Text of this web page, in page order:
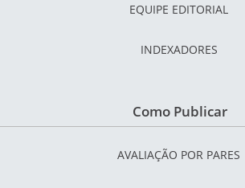
EQUIPE EDITORIAL
INDEXADORES
Como Publicar
AVALIAÇÃO POR PARES